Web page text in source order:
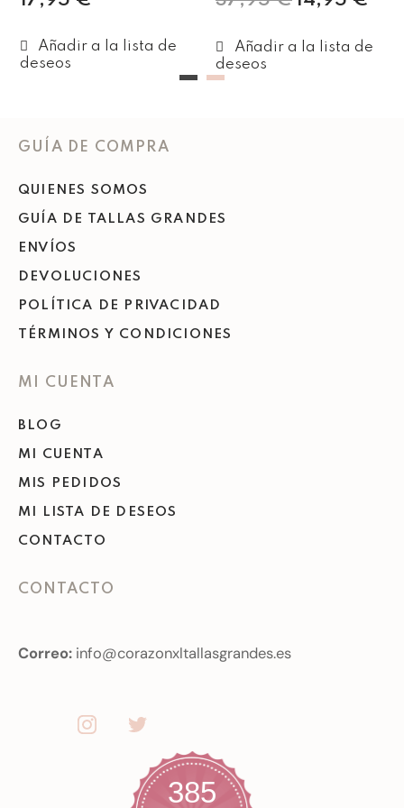
GUÍA DE COMPRA
QUIENES SOMOS
GUÍA DE TALLAS GRANDES
ENVÍOS
DEVOLUCIONES
POLÍTICA DE PRIVACIDAD
TÉRMINOS Y CONDICIONES
MI CUENTA
BLOG
MI CUENTA
MIS PEDIDOS
MI LISTA DE DESEOS
CONTACTO
CONTACTO
Correo: info@corazonxltallasgrandes.es
385